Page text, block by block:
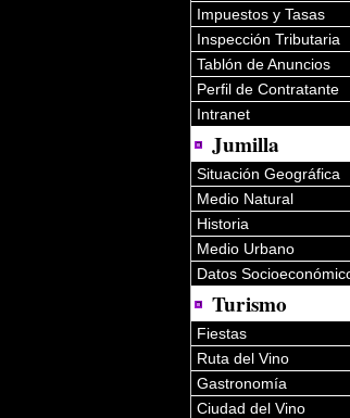
Impuestos y Tasas
Inspección Tributaria
Tablón de Anuncios
Perfil de Contratante
Intranet
Jumilla
Situación Geográfica
Medio Natural
Historia
Medio Urbano
Datos
Turismo
Fiestas
Ruta del Vino
Gastronomía
Ciudad del Vino